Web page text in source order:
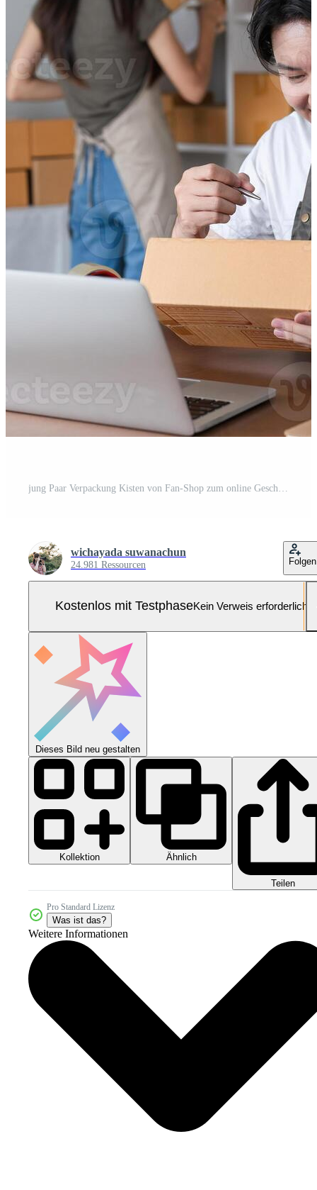
wichayada suwanachun
24.981 Ressourcen Folgen
Kostenlos mit TestphaseKein Verweis erforderlich
Dieses Bild neu gestalten
Kollektion Ähnlich
Teilen
Pro Standard Lizenz
Was ist das?
Weitere Informationen